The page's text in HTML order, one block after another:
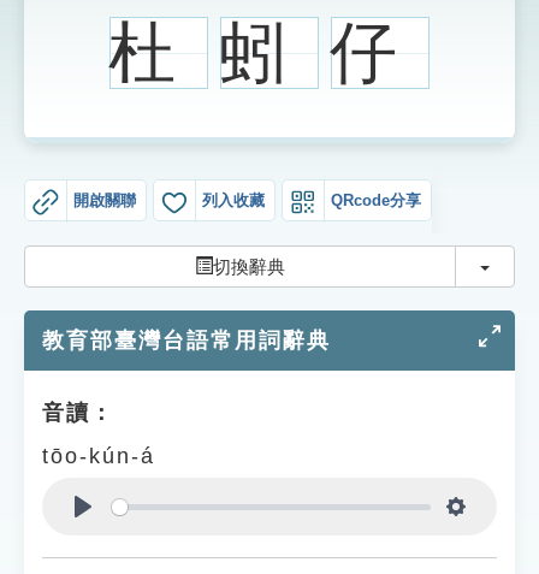
生字詞彙表
知識索引
遊戲專區
示
杜 蚓 仔
開啟關聯 列入收藏 QRcode分享
切換辭典 切換
教育部臺灣台語常用詞辭典
音讀：
tōo-kún-á